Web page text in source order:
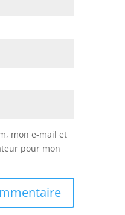
mon e-mail et
pour mon